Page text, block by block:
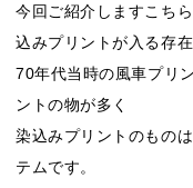
今回ご紹介しますこち
込みプリントが入る存
70年代当時の風車プリ
ントの物が多く
染込みプリントのもの
テムです。